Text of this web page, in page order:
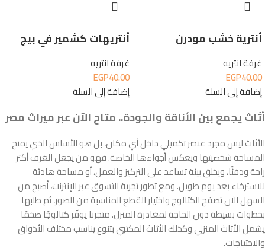
أنترية خشب مودرن
غرفة انتريه
EGP40.00
إضافة إلى السلة
أنتريهات كشمير في بيج
غرفة انتريه
EGP40.00
إضافة إلى السلة
أثاث يجمع بين الأناقة والجودة.. متاح الآن عبر ميراث مصر
الأثاث ليس مجرد عنصر تكميلي داخل أي مكان، بل هو الأساس الذي يمنح
المساحة شخصيتها ويعكس أجواءها الخاصة. فهو من يجعل الغرف أكثر
راحة ودفئًا، ويخلق بيئة تساعد على التركيز والعمل، أو مساحة هادئة
للاسترخاء بعد يوم طويل. ومع تطور تجربة التسوق عبر الإنترنت، أصبح من
السهل الآن تصفح الكتالوج واختيار القطع المناسبة من الصور، ثم طلبها
بخطوات بسيطة دون الحاجة لمغادرة المنزل. متجرنا يوفّر كتالوجًا ضخمًا
يشمل الأثاث المنزلي وكذلك الأثاث المكتبي بتنوع يناسب مختلف الأذواق
والاحتياجات.